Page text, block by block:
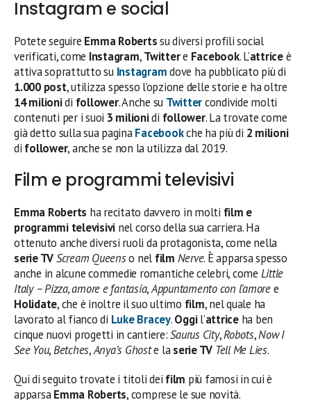
Instagram e social
Potete seguire Emma Robertssu diversi profili social
verificati, come Instagram,Twittere Facebook. L’attriceè
attiva soprattutto su Instagramdove ha pubblicato più di
1.000 post, utilizza spesso l’opzione delle storie e ha oltre
14 milionidi follower. Anche su Twittercondivide molti
contenuti per i suoi 3 milionidi follower. La trovate come
già detto sulla sua paginaFacebookche ha più di 2 milioni
di follower, anche se non la utilizza dal 2019.
Film e programmi televisivi
Emma Roberts ha recitato davvero in molti film e
programmi televisivi nel corso della sua carriera. Ha
ottenuto anche diversi ruoli da protagonista, come nella
serie TVScream Queenso nel film Nerve. È apparsa spesso
anche in alcune commedie romantiche celebri, come Little
Italy – Pizza, amore e fantasia,Appuntamento con l’amoree
Holidate, che è inoltre il suo ultimo film, nel quale ha
lavorato al fianco di Luke Bracey.Oggil’attriceha ben
cinque nuovi progetti in cantiere:Saurus City,Robots,Now I
See You,Betches,Anya’s Ghoste laserie TV Tell Me Lies.
Qui di seguito trovate i titoli dei film più famosi in cui è
apparsaEmma Roberts, comprese le sue novità.